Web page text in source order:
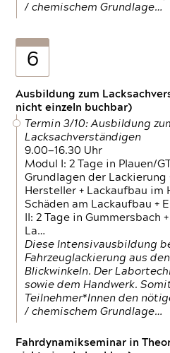
/ chemischem Grundlage…
6
Ausbildung zum
nicht einzeln buchbar)
Termin 3/10: Ausbildung
Lacksachverständigen
9.00—16.30 Uhr
Modul I: 2 Tage in Plauen/
Grundlagen der Lackierung
Hersteller + Lackaufbau im
Schäden am Lackaufbau +
II: 2 Tage in Gummersbach
La…
Diese Intensivausbildung
Fahrzeuglackierung aus
Blickwinkeln. Der
sowie dem Handwerk.
Teilnehmer*Innen den
/ chemischem Grundlage…
Fahrdynamikseminar in